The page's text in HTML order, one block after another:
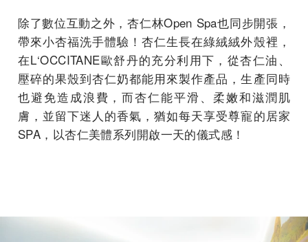
除了數位互動之外，杏仁林Open Spa也同步開張，
帶來小杏福洗手體驗！杏仁生長在綠絨絨外殼裡，
在L‘OCCITANE歐舒丹的充分利用下，從杏仁油、
壓碎的果殼到杏仁奶都能用來製作產品，生產同時
也避免造成浪費，而杏仁能平滑、柔嫩和滋潤肌
膚，並留下迷人的香氣，猶如每天享受尊寵的居家
SPA，以杏仁美體系列開啟一天的儀式感！